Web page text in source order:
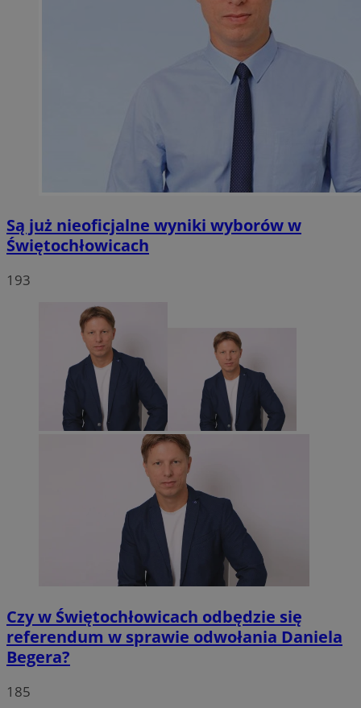
Są już nieoficjalne wyniki wyborów w
Świętochłowicach
193
Czy w Świętochłowicach odbędzie się
referendum w sprawie odwołania Daniela
Begera?
185